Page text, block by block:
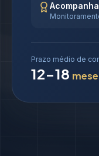
Prazo médio de
12-18